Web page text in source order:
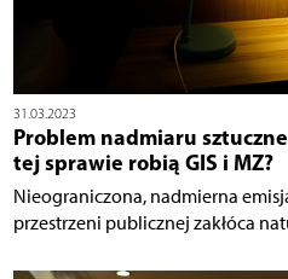
31.03.2023
Problem nadmiaru
tej sprawie robią GIS i MZ?
Nieograniczona, nadmierna
przestrzeni publicznej zakłóca